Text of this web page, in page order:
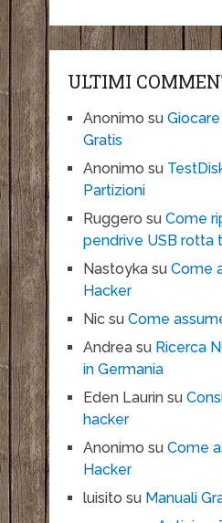
ULTIMI
Anonimo su
Gratis
Anonimo su
Partizioni
Ruggero su Come
pendrive USB rotta
Nastoykasu Come
Hacker
Nicsu Come
Andreasu Ricerca
in Germania
Eden Laurinsu
hacker
Anonimo su Come
Hacker
luisito su Manuali